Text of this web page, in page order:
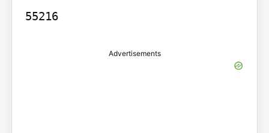
55216
Advertisements